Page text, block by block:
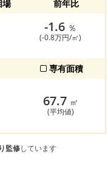
場 前年比
-1.6 ％
(-0.8万円/㎡)
専有面積
67.7 ㎡
(平均値)
監修しています